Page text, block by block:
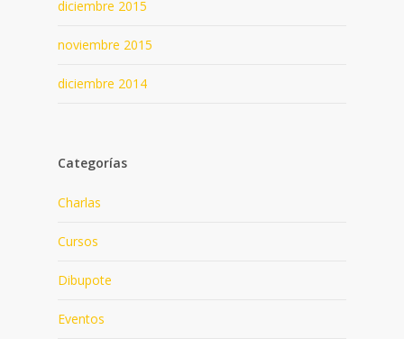
diciembre 2015
noviembre 2015
diciembre 2014
Categorías
Charlas
Cursos
Dibupote
Eventos